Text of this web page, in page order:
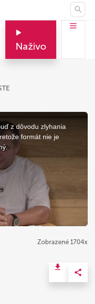
Naživo
z dôvodu zlyhania
formát nie je
Zobrazené 1704x